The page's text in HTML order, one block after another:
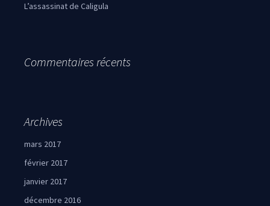
L’assassinat de Caligula
Commentaires récents
Archives
mars 2017
février 2017
janvier 2017
décembre 2016